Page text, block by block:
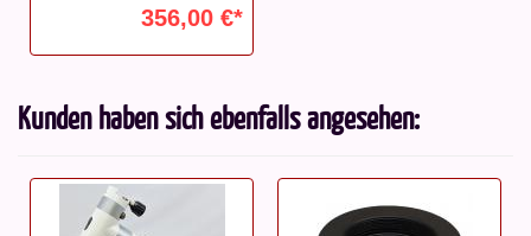
356,00 €*
Kunden haben sich ebenfalls angesehen: